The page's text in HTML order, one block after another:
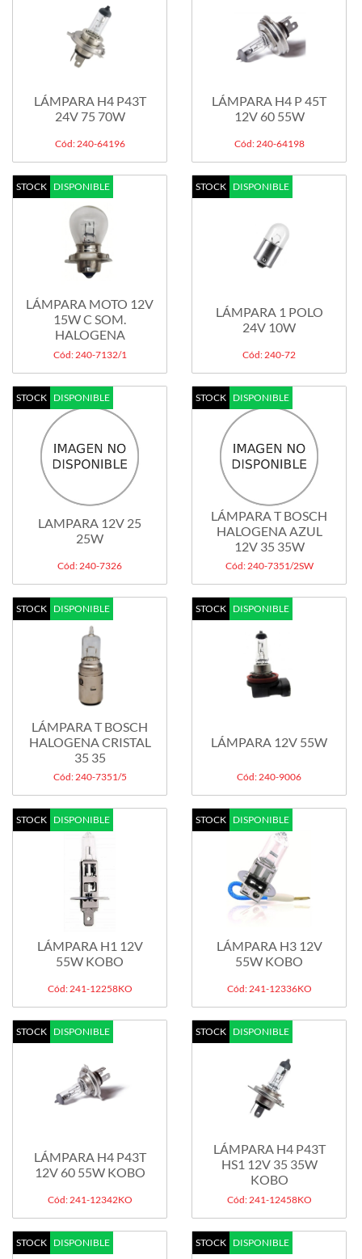
LÁMPARA H4 P43T
24V 75 70W
Cód: 240-64196
LÁMPARA H4 P 45T
12V 60 55W
Cód: 240-64198
STOCK DISPONIBLE
LÁMPARA MOTO 12V
15W C SOM.
HALOGENA
Cód: 240-7132/1
STOCK DISPONIBLE
LÁMPARA 1 POLO
24V 10W
Cód: 240-72
STOCK DISPONIBLE
LAMPARA 12V 25
25W
Cód: 240-7326
STOCK DISPONIBLE
LÁMPARA T BOSCH
HALOGENA AZUL
12V 35 35W
Cód: 240-7351/2SW
STOCK DISPONIBLE
LÁMPARA T BOSCH
HALOGENA CRISTAL
35 35
Cód: 240-7351/5
STOCK DISPONIBLE
LÁMPARA 12V 55W
Cód: 240-9006
STOCK DISPONIBLE
LÁMPARA H1 12V
55W KOBO
Cód: 241-12258KO
STOCK DISPONIBLE
LÁMPARA H3 12V
55W KOBO
Cód: 241-12336KO
STOCK DISPONIBLE
LÁMPARA H4 P43T
12V 60 55W KOBO
Cód: 241-12342KO
STOCK DISPONIBLE
LÁMPARA H4 P43T
HS1 12V 35 35W
KOBO
Cód: 241-12458KO
STOCK DISPONIBLE STOCK DISPONIBLE